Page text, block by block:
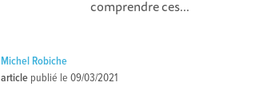
comprendre ces...
Michel Robiche
article publié le09/03/2021